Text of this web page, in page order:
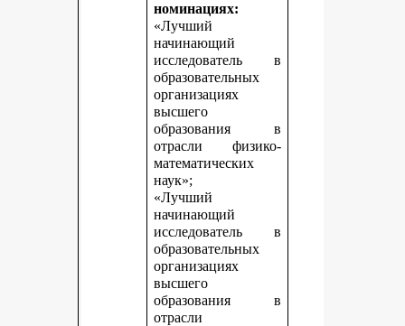
номинациях:
«Лучший
начинающий
исследователь в
образовательных
организациях
высшего
образования в
отрасли физико-
математических
наук»;
«Лучший
начинающий
исследователь в
образовательных
организациях
высшего
образования в
отрасли